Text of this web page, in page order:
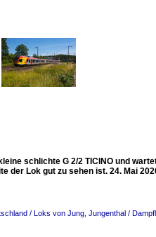
schlichte G 2/2 TICINO und
der Lok gut zu sehen ist. 24. Mai
/ Loks von Jung, Jungenthal /